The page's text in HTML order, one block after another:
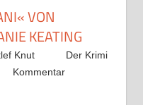
VON
KEATING
Knut
Der Krimi
Kommentar